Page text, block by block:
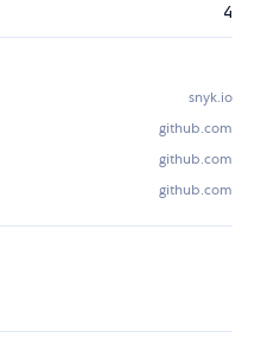
4
snyk.io
github.com
github.com
github.com